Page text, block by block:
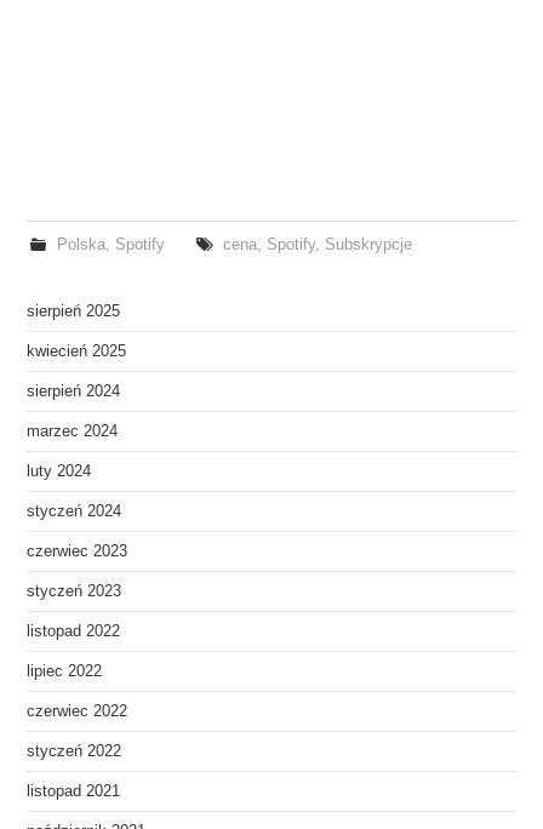
Polska, Spotify cena, Spotify, Subskrypcje
sierpień 2025
kwiecień 2025
sierpień 2024
marzec 2024
luty 2024
styczeń 2024
czerwiec 2023
styczeń 2023
listopad 2022
lipiec 2022
czerwiec 2022
styczeń 2022
listopad 2021